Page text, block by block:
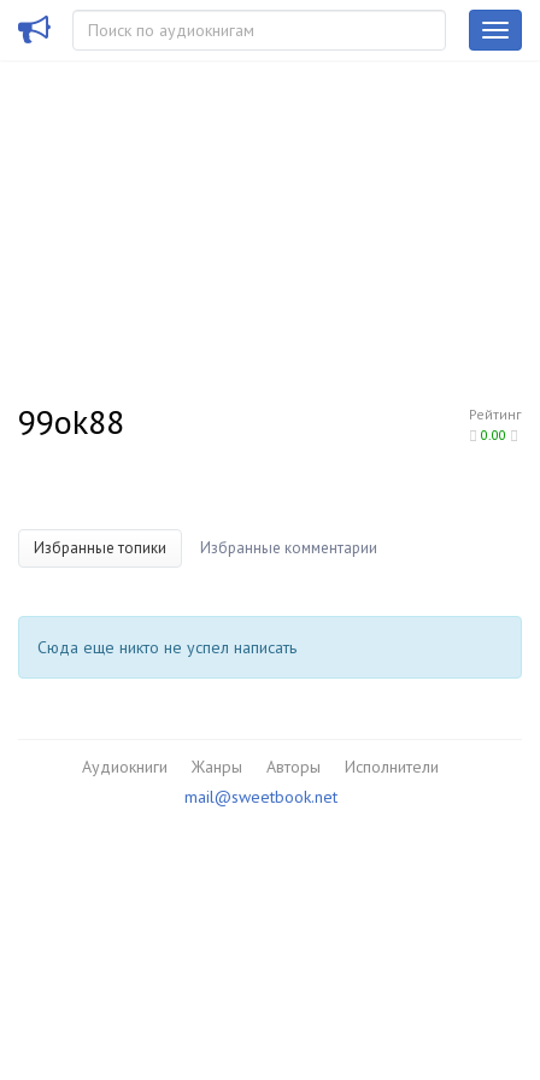
Рейтинг
0.00
99ok88
Избранные топики Избранные комментарии
Сюда еще никто не успел написать
Аудиокниги Жанры Авторы
Исполнители
mail@sweetbook.net